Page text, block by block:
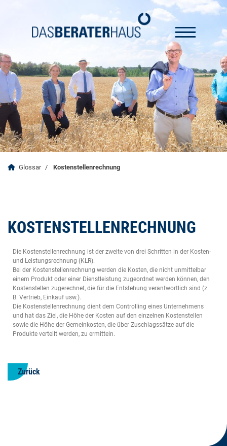
Glossar Kostenstellenrechnung
KOSTENSTELLENRECHNUNG
Die Kostenstellenrechnung ist der zweite von drei Schritten in der Kosten-
und Leistungsrechnung (KLR).
Bei der Kostenstellenrechnung werden die Kosten, die nicht unmittelbar
einem Produkt oder einer Dienstleistung zugeordnet werden können, den
Kostenstellen zugerechnet, die für die Entstehung verantwortlich sind (z.
B. Vertrieb, Einkauf usw.).
Die Kostenstellenrechnung dient dem Controlling eines Unternehmens
und hat das Ziel, die Höhe der Kosten auf den einzelnen Kostenstellen
sowie die Höhe der Gemeinkosten, die über Zuschlagssätze auf die
Produkte verteilt werden, zu ermitteln.
Zurück